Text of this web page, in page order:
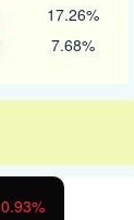
17.26%
7.68%
0.93%